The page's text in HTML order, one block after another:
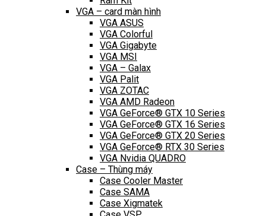
VGA – card màn hình
VGA ASUS
VGA Colorful
VGA Gigabyte
VGA MSI
VGA – Galax
VGA Palit
VGA ZOTAC
VGA AMD Radeon
VGA GeForce® GTX 10 Series
VGA GeForce® GTX 16 Series
VGA GeForce® GTX 20 Series
VGA GeForce® RTX 30 Series
VGA Nvidia QUADRO
Case – Thùng máy
Case Cooler Master
Case SAMA
Case Xigmatek